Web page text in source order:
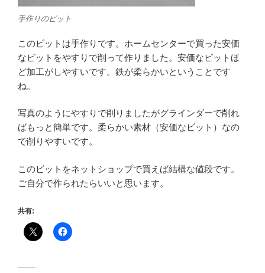
手作りのビット
このビットは手作りです。ホームセンターで買った安価
なビットをやすりで削って作りました。安価なビットほ
ど加工がしやすいです。鉄が柔らかいということです
ね。
写真のようにやすりで削りましたがグラインダーで削れ
ばもっと簡単です。柔らかい素材（安価なビット）なの
で削りやすいです。
このビットをネットショップで買えば結構な値段です。
ご自分で作られたらいいと思います。
共有: